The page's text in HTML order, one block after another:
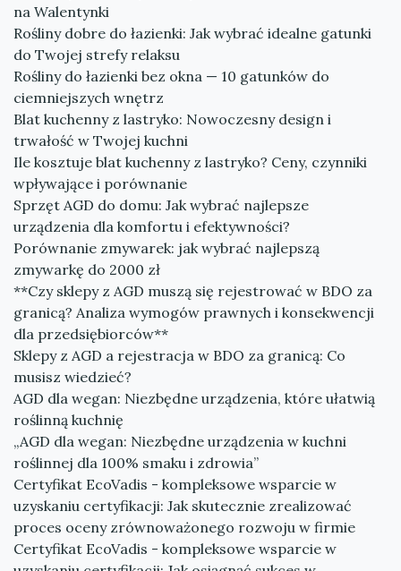
na Walentynki
Rośliny dobre do łazienki: Jak wybrać idealne gatunki
do Twojej strefy relaksu
Rośliny do łazienki bez okna — 10 gatunków do
ciemniejszych wnętrz
Blat kuchenny z lastryko: Nowoczesny design i
trwałość w Twojej kuchni
Ile kosztuje blat kuchenny z lastryko? Ceny, czynniki
wpływające i porównanie
Sprzęt AGD do domu: Jak wybrać najlepsze
urządzenia dla komfortu i efektywności?
Porównanie zmywarek: jak wybrać najlepszą
zmywarkę do 2000 zł
**Czy sklepy z AGD muszą się rejestrować w BDO za
granicą? Analiza wymogów prawnych i konsekwencji
dla przedsiębiorców**
Sklepy z AGD a rejestracja w BDO za granicą: Co
musisz wiedzieć?
AGD dla wegan: Niezbędne urządzenia, które ułatwią
roślinną kuchnię
„AGD dla wegan: Niezbędne urządzenia w kuchni
roślinnej dla 100% smaku i zdrowia”
Certyfikat EcoVadis - kompleksowe wsparcie w
uzyskaniu certyfikacji: Jak skutecznie zrealizować
proces oceny zrównoważonego rozwoju w firmie
Certyfikat EcoVadis - kompleksowe wsparcie w